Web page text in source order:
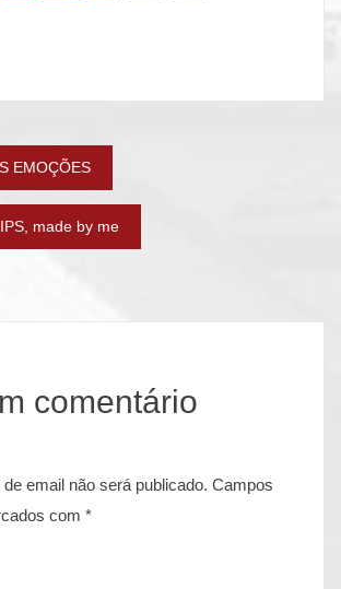
EMOÇÕES
made by me
comentário
email não será publicado. Campos
com *